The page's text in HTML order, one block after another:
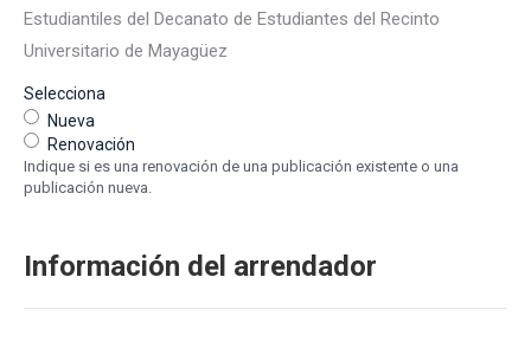
Estudiantiles del Decanato de Estudiantes del Recinto
Universitario de Mayagüez
Selecciona
Nueva
Renovación
Indique si es una renovación de una publicación existente o una
publicación nueva.
Información del arrendador